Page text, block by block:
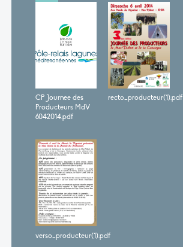
CP Journee des
Producteurs MdV
6042014.pdf
recto_producteur(1).pdf
verso_producteur(1).pdf